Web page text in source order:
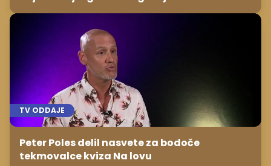
TV ODDAJE
Peter Poles delil nasvete za bodoče
tekmovalce kviza Na lovu